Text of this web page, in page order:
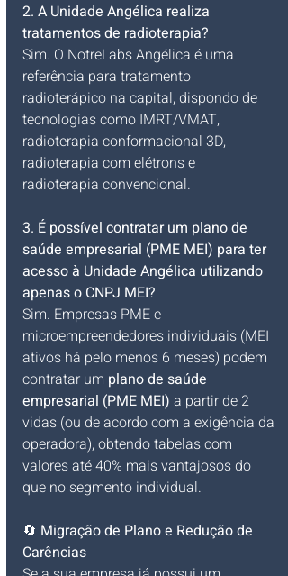
2. A Unidade Angélica realiza
tratamentos de radioterapia?
Sim. O NotreLabs Angélica é uma
referência para tratamento
radioterápico na capital, dispondo de
tecnologias como IMRT/VMAT,
radioterapia conformacional 3D,
radioterapia com elétrons e
radioterapia convencional.
3. É possível contratar um plano de
saúde empresarial (PME MEI) para ter
acesso à Unidade Angélica utilizando
apenas o CNPJ MEI?
Sim. Empresas PME e
microempreendedores individuais (MEI
ativos há pelo menos 6 meses) podem
contratar um plano de saúde
empresarial (PME MEI) a partir de 2
vidas (ou de acordo com a exigência da
operadora), obtendo tabelas com
valores até 40% mais vantajosos do
que no segmento individual.
🔄 Migração de Plano e Redução de
Carências